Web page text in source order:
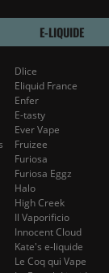
E-LIQUIDE
Dlice
Eliquid France
Enfer
E-tasty
Ever Vape
Fruizee
Furiosa
Furiosa Eggz
Halo
High Creek
Il Vaporificio
Innocent Cloud
Kate's e-liquide
Le Coq qui Vape